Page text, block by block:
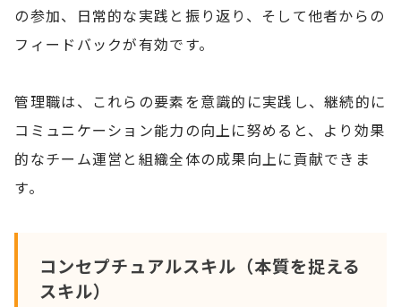
の参加、日常的な実践と振り返り、そして他者からの
フィードバックが有効です。
管理職は、これらの要素を意識的に実践し、継続的に
コミュニケーション能力の向上に努めると、より効果
的なチーム運営と組織全体の成果向上に貢献できま
す。
コンセプチュアルスキル（本質を捉える
スキル）